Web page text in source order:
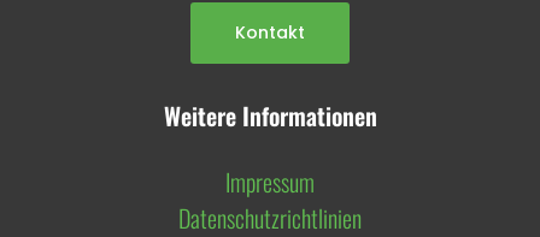
Kontakt
Weitere Informationen
Impressum
Datenschutzrichtlinien